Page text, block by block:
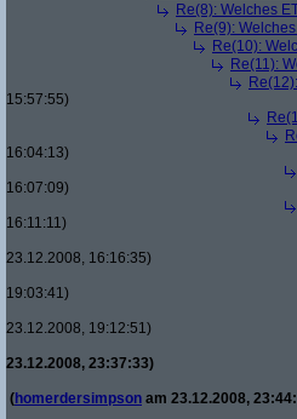
Re(8): Welches
Re(9):
Re(10):
Re(11):
15:57:55)
16:04:13)
16:07:09)
16:11:11)
23.12.2008, 16:16:35)
19:03:41)
23.12.2008, 19:12:51)
23.12.2008, 23:37:33)
(homerdersimpson am 23.12.2008,